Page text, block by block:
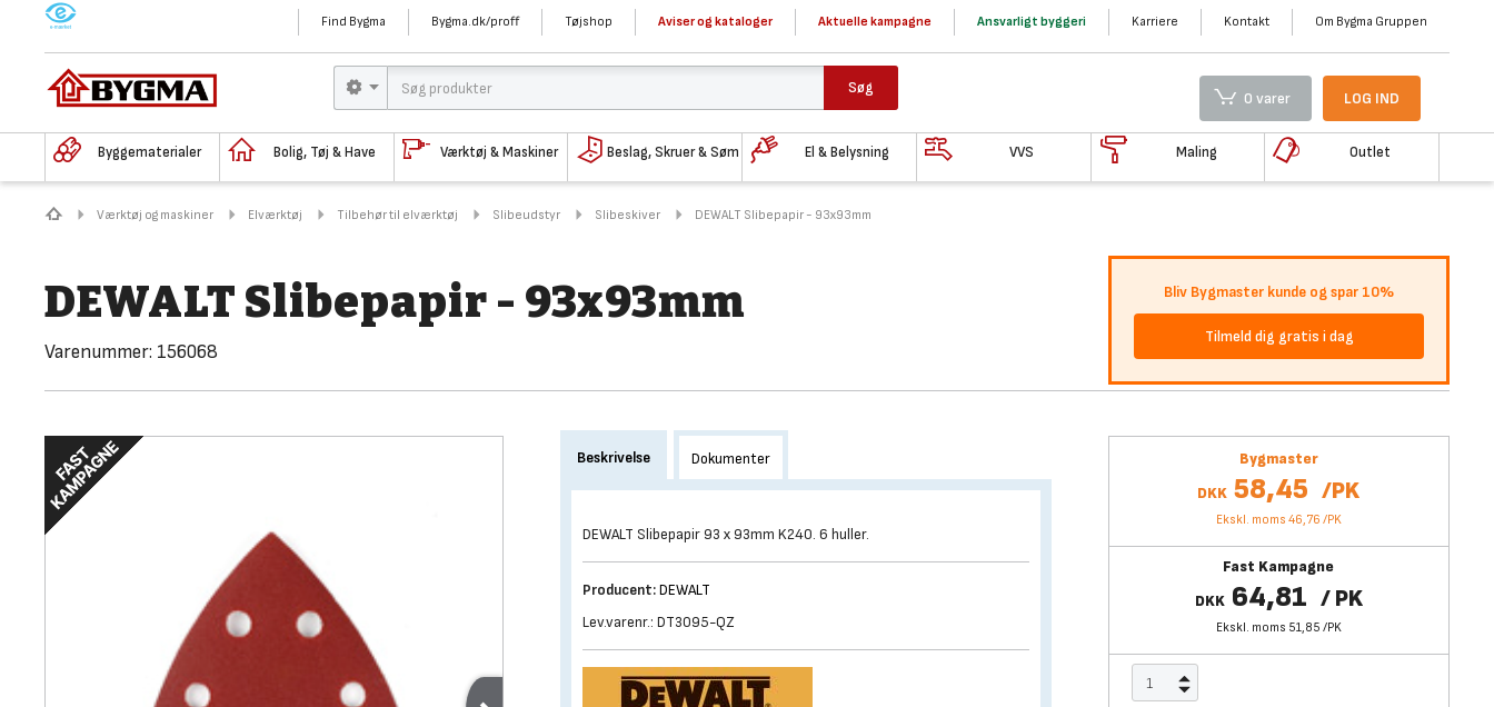
M Find Bygma Bygma.dk/proff Tøjshop Aviser og kataloger Aktuelle kampagne Ansvarligt byggeri Karriere Kontakt Om Bygma Gruppen
Søg
0 varer LOG IND
Byggematerialer Bolig, Tøj & Have Værktøj & Maskiner Beslag, Skruer & Søm El & Belysning VVS Maling Outlet
Værktøj og maskiner Elværktøj Tilbehør til elværktøj Slibeudstyr Slibeskiver DEWALT Slibepapir - 93x93mm
DEWALT Slibepapir - 93x93mm
Varenummer: 156068
Bliv Bygmaster kunde og spar 10%
Tilmeld dig gratis i dag
Bygmaster
DKK 58,45 /PK
Ekskl. moms 46,76 /PK
Fast Kampagne
DKK 64,81 /PK
Ekskl. moms 51,85 /PK
Beskrivelse Dokumenter
DEWALT Slibepapir 93 x 93mm K240. 6 huller.
Producent:DEWALT
Lev.varenr.: DT3095-QZ